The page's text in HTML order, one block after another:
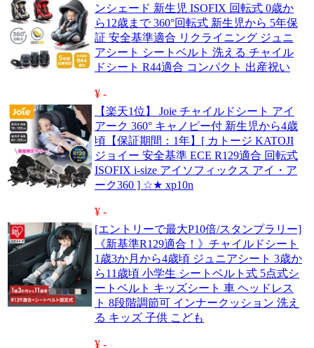
ンシェード 新生児 ISOFIX 回転式 0歳か
ら12歳まで 360°回転式 新生児から 5年保
証 安全基準適合 リクライニング ジュニ
アシート シートベルト 洗える チャイル
ドシート R44適合 コンパクト 出産祝い
¥ -
【楽天1位】 Joie チャイルドシート アイ
アーク 360° キャノピー付 新生児から4歳
頃【保証期間：1年】[ カトージ KATOJI
ジョイー 安全基準 ECE R129適合 回転式
ISOFIX i-size アイソフィックス アイ・ア
ーク360 ] ☆★ xp10n
¥ -
[エントリーで最大P10倍/スタンプラリー]
《新基準R129適合！》チャイルドシート
1歳3か月から4歳頃 ジュニアシート 3歳か
ら11歳頃 小学生 シートベルト式 5点式シ
ートベルト キッズシート 車 ヘッドレス
ト 8段階調節可 インナークッション 洗え
る キッズ 子供 こども
¥ -